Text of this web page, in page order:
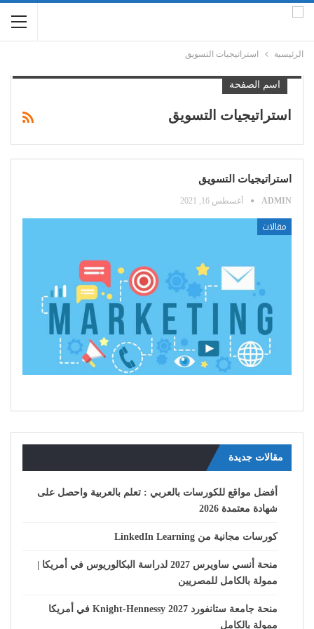
الرئيسية استراتيجيات التسويق
اسم الصفحة
استراتيجيات التسويق
استراتيجيات التسويق
ADMIN أغسطس 16, 2021
مقالات
مقالات جديدة
أفضل مواقع للكورسات بالعربي : تعلم بالعربية واحصل على
شهادة معتمدة 2026
كورسات مجانية من LinkedIn Learning
منحة أنسي ساويرس 2027 لدراسة البكالوريوس في أمريكا |
ممولة بالكامل للمصريين
منحة جامعة ستانفورد Knight-Hennessy 2027 في أمريكا
ممولة بالكامل